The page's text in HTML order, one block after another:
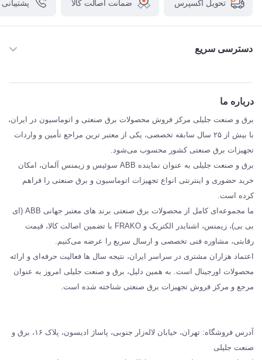
تحویل اکسپرس ضمانت اصالت کالا
دسترسی سریع
SCHNEIDER
فراکو FRAKO
مقالات تخصصی برق صنعتی
درباره ما
برق و صنعت جلیلی مرکز فروش محصولات برق صنعتی و اتوماسیون در ایران،
با بیش از ۲۵ سال سابقه تخصصی، یکی از معتبر ترین مراجع تأمین و واردات
تجهیزات برق صنعتی کشور محسوب می‌شود.
برق و صنعت جلیلی به عنوان نماینده ABB سوئیس و زیمنس آلمان، امکان
خرید حضوری و اینترنتی انواع تجهیزات اتوماسیون و برق صنعتی را فراهم
کرده است.
ما مجموعه‌ای کامل از محصولات برق صنعتی برند های معتبر جهانی ABB (ای
بی بی)، زیمنس، اشنایدر الکتریک و FRAKO با تضمین اصالت کالا، قیمت
رقابتی، مشاوره فنی تخصصی و ارسال سریع را عرضه می‌کنیم.
اعتماد هزاران مشتری در سراسر ایران، نتیجه سال ها فعالیت حرفه‌ای و ارائه
محصولات اورجینال است. به همین دلیل، برق و صنعت جلیلی امروز به عنوان
مرجع و مرکز فروش تجهیزات برق صنعتی شناخته شده است.
آدرس فروشگاه: تهران، خیابان لاله‌زار جنوبی، پاساژ ادیسون، پلاک ۱۶، برق و
صنعت جلیلی